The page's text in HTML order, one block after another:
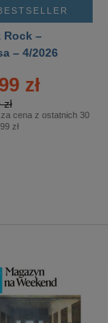
Rock –
– 4/2026
zł
cena z ostatnich 30
zł